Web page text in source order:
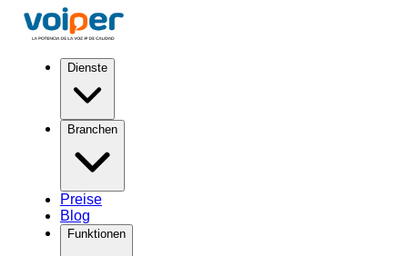
Dienste
Branchen
Preise
Blog
Funktionen